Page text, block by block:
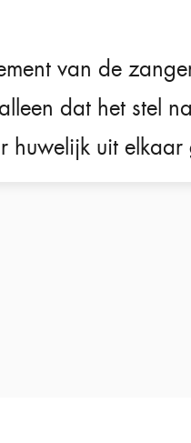
van de
dat het stel na
huwelijk uit elkaar